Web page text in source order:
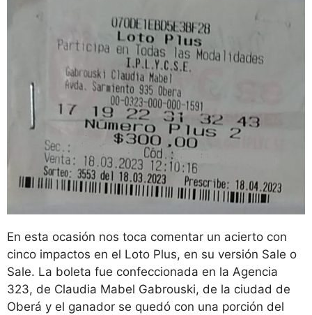
En esta ocasión nos toca comentar un acierto con
cinco impactos en el Loto Plus, en su versión Sale o
Sale. La boleta fue confeccionada en la Agencia
323, de Claudia Mabel Gabrouski, de la ciudad de
Oberá y el ganador se quedó con una porción del